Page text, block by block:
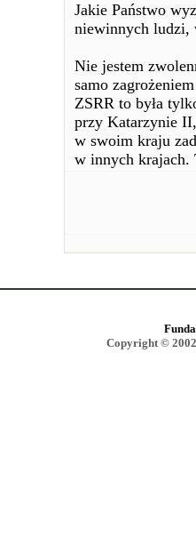
Jakie Państwo
niewinnych ludzi,
Nie jestem
samo
ZSRR to była
przy Katarzynie
w swoim kraju
w innych krajach.
Copyright ©